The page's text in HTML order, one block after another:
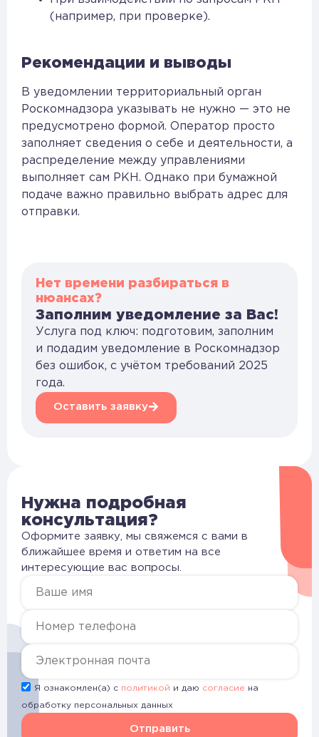
(например, при проверке).
Рекомендации и выводы
В уведомлении территориальный орган
Роскомнадзора указывать не нужно — это не
предусмотрено формой. Оператор просто
заполняет сведения о себе и деятельности, а
распределение между управлениями
выполняет сам РКН. Однако при бумажной
подаче важно правильно выбрать адрес для
отправки.
Нет времени разбираться в
нюансах?
Заполним уведомление за Вас!
Услуга под ключ: подготовим, заполним
и подадим уведомление в Роскомнадзор
без ошибок, с учётом требований 2025
года.
Оставить заявку
Нужна подробная
консультация?
Оформите заявку, мы свяжемся с вами в
ближайшее время и ответим на все
интересующие вас вопросы.
Я ознакомлен(а) с политикой и даю согласие на
обработку персональных данных
Отправить